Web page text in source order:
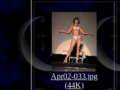
Apr02-033.jpg
(44K)